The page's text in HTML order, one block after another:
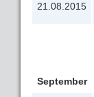
21.08.2015
September